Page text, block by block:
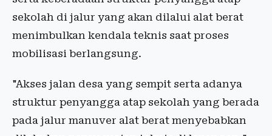
sekolah di jalur yang akan dilalui alat berat
menimbulkan kendala teknis saat proses
mobilisasi berlangsung.
"Akses jalan desa yang sempit serta adanya
struktur penyangga atap sekolah yang berada
pada jalur manuver alat berat menyebabkan